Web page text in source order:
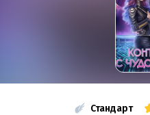
Стандарт